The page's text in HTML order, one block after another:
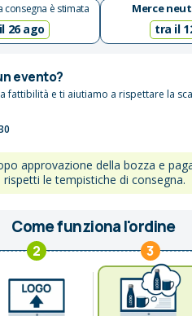
consegna è stimata
26 ago
Merce
tra il
evento?
fattibilità e ti aiutiamo a rispettare la
approvazione della bozza e
le tempistiche di consegna.
Come funziona l'ordine
2 3